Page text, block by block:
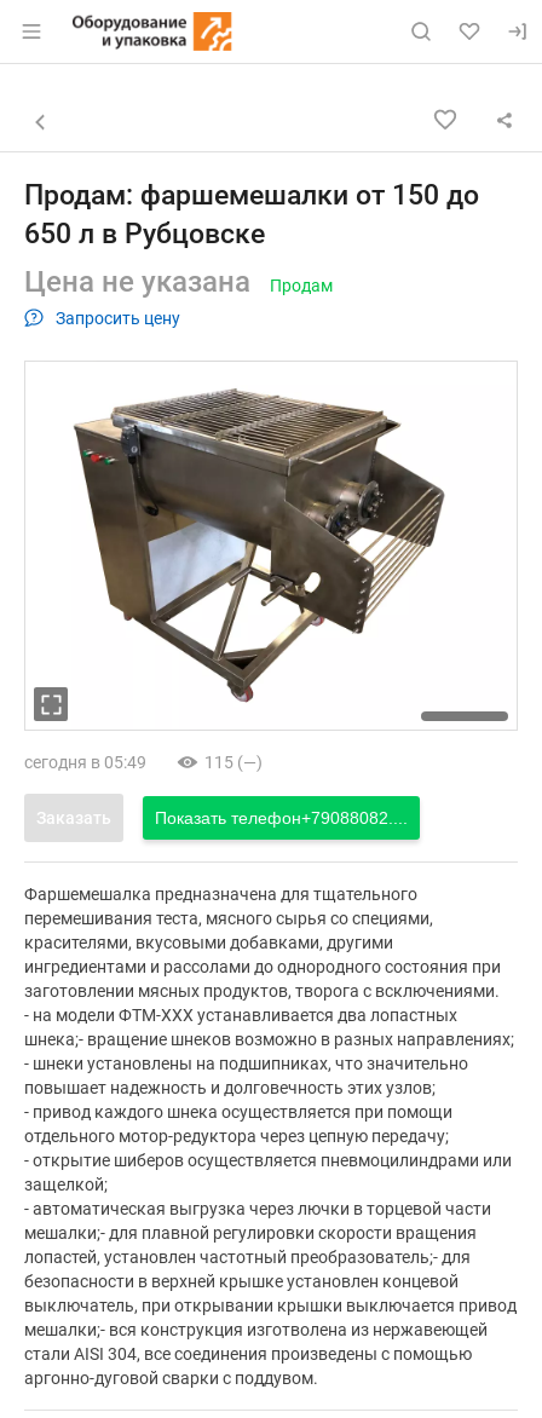
Раздел навигации по сайту eqinfo.ru
Объявление: Продам:
Навигация и управление объявлением
Назад к списку объявлений
Продам: фаршемешалки от 150 до
650 л в Рубцовске
Цена не указана
Запросить цену
Продам
сегодня в 05:49 115 (—)
Заказать Показать телефон+79088082....
Фаршемешалка предназначена для тщательного
перемешивания теста, мясного сырья со специями,
красителями, вкусовыми добавками, другими
ингредиентами и рассолами до однородного состояния при
заготовлении мясных продуктов, творога с всключениями.
- на модели ФТМ-ХХХ устанавливается два лопастных
шнека;- вращение шнеков возможно в разных направлениях;
- шнеки установлены на подшипниках, что значительно
повышает надежность и долговечность этих узлов;
- привод каждого шнека осуществляется при помощи
отдельного мотор-редуктора через цепную передачу;
- открытие шиберов осуществляется пневмоцилиндрами или
защелкой;
- автоматическая выгрузка через лючки в торцевой части
мешалки;- для плавной регулировки скорости вращения
лопастей, установлен частотный преобразователь;- для
безопасности в верхней крышке установлен концевой
выключатель, при открывании крышки выключается привод
мешалки;- вся конструкция изготволена из нержавеющей
стали AISI 304, все соединения произведены с помощью
аргонно-дуговой сварки с поддувом.